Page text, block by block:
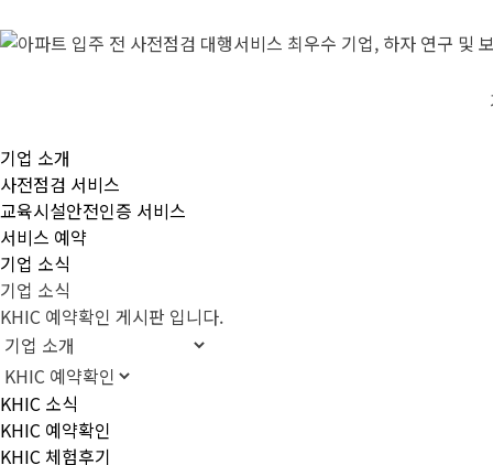
기업 소개
사전점검 서비스
교육시설안전인증 서비스
서비스 예약
기업 소식
기업 소식
KHIC 예약확인 게시판 입니다.
KHIC 소식
KHIC 예약확인
KHIC 체험후기